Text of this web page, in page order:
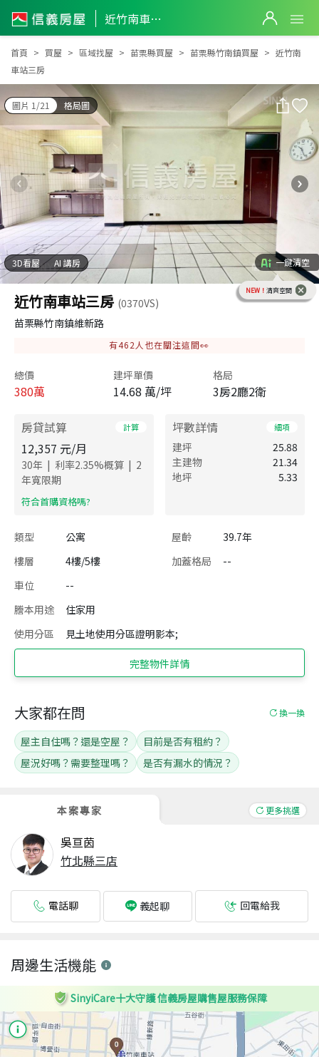
近竹南車站三房
近竹南車站三房
首頁 買屋 區域找屋 苗栗縣買屋 苗栗縣竹南鎮買屋
近竹南
車站三房
圖片 1/21 格局圖
3D看屋 AI 講房 一鍵清空
NEW！ 清爽空間
近竹南車站三房 (0370VS)
苗栗縣竹南鎮維新路
有462 人也在關注這間👀
總價
380萬
建坪單價
14.68 萬/坪
格局
3房2廳2衛
房貸試算 計算
12,357 元/月
30年 | 利率2.35%概算 | 2
年寬限期
​符合首購資格嗎?
坪數詳情 細項
建坪
25.88
主建物
21.34
地坪
5.33
類型 公寓 屋齡
39.7年
樓層
4樓/5樓 加蓋格局
--
車位
--
謄本用途
住家用
使用分區
見土地使用分區證明影本;
完整物件詳情
本案專家 更多挑選
吳亘茵
竹北縣三店
電話聊 義起聊 回電給我
大家都在問 換一換
屋主自住嗎？還是空屋？
目前是否有租約？
屋況好嗎？需要整理嗎？
是否有漏水的情況？
周邊生活機能
SinyiCare十大守護 信義房屋購售屋服務保障